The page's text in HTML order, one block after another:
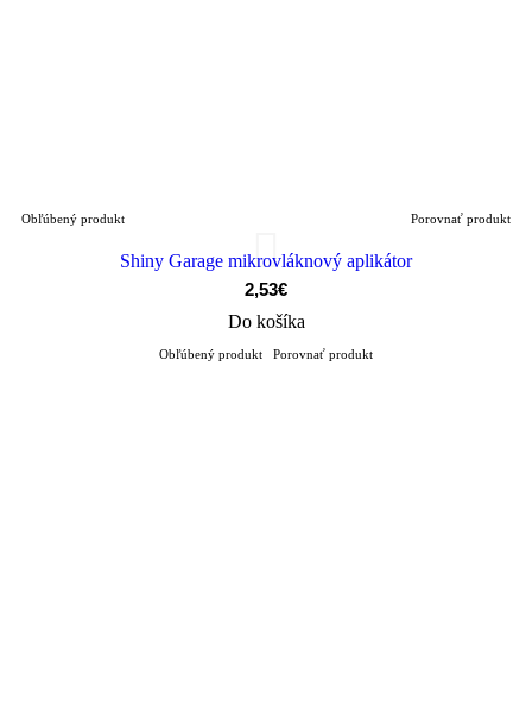
Obľúbený produkt Porovnať produkt
Shiny Garage mikrovláknový aplikátor
2,53€
Do košíka
Obľúbený produkt Porovnať produkt